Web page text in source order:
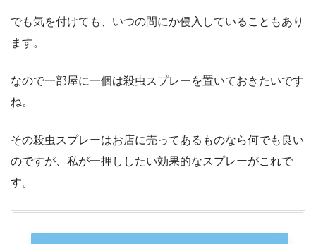
でも気を付けても、いつの間にか侵入していることもあり
ます。
なので一部屋に一個は殺虫スプレーを置いておきたいです
ね。
その殺虫スプレーはお店に売ってあるものなら何でも良い
のですが、私が一押ししたい効果的なスプレーがこれで
す。